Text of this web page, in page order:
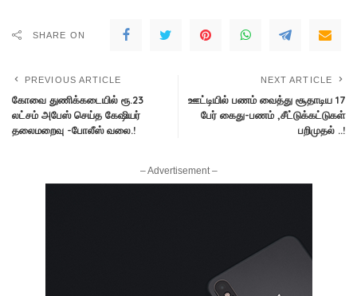
SHARE ON
PREVIOUS ARTICLE
கோவை துணிக்கடையில் ரூ.23
லட்சம் அபேஸ் செய்த கேஷியர்
தலைமறைவு -போலீஸ் வலை.!
NEXT ARTICLE
ஊட்டியில் பணம் வைத்து சூதாடிய 17
பேர் கைது-பணம் ,சீட்டுக்கட்டுகள்
பறிமுதல் ..!
– Advertisement –